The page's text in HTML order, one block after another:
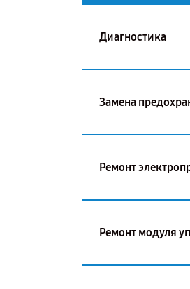
Диагностика
Замена
Ремонт
Ремонт модуля